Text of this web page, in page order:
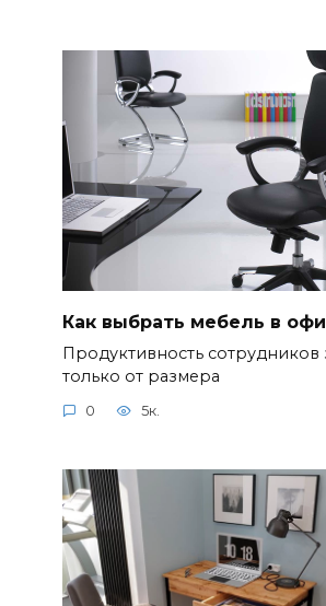
Как выбрать мебель в
Продуктивность сотрудников
только от размера
0 5к.